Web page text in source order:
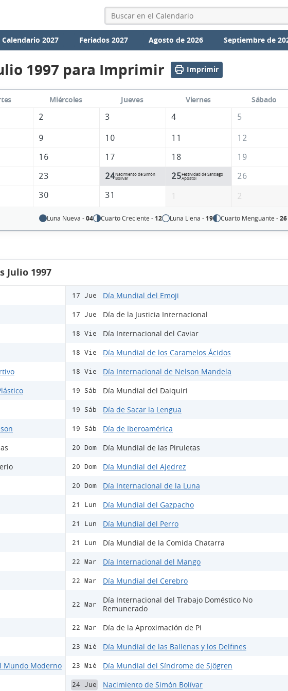
Calendario 2027 Feriados 2027 Agosto de 2026 Septiembre de
1997 para Imprimir Imprimir
Miércoles Jueves Viernes
Sábado
2 3 4 5
9 10 11
12
16 17 18
19
23 24Nacimiento de Simón
Bolívar
25Festividad de Santiago
Apóstol
26
30 31 1 2
Luna Nueva -04 Cuarto Creciente - 12 Luna Llena - 19 Cuarto Menguante -26
Julio 1997
Mundo Moderno
17 Jue Día Mundial del Emoji
17 Jue Día de la Justicia Internacional
18 Vie Día Internacional del Caviar
18 Vie Día Mundial de los Caramelos Ácidos
18 Vie Día Internacional de Nelson Mandela
19 Sáb Día Mundial del Daiquiri
19 Sáb Día de Sacar la Lengua
19 Sáb Día de Iberoamérica
20 Dom Día Mundial de las Piruletas
20 Dom Día Mundial del Ajedrez
20 Dom Día Internacional de la Luna
21 Lun Día Mundial del Gazpacho
21 Lun Día Mundial del Perro
21 Lun Día Mundial de la Comida Chatarra
22 Mar Día Internacional del Mango
22 Mar Día Mundial del Cerebro
22 Mar
Día Internacional del Trabajo Doméstico No
Remunerado
22 Mar Día de la Aproximación de Pi
23 Mié Día Mundial de las Ballenas y los Delfines
23 Mié Día Mundial del Síndrome de Sjögren
24 Jue Nacimiento de Simón Bolívar